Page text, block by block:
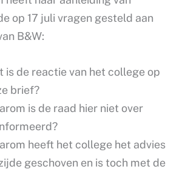
op 17 juli vragen gesteld aan
B&W:
is de reactie van het college op
brief?
is de raad hier niet over
heeft het college het advies
geschoven en is toch met de